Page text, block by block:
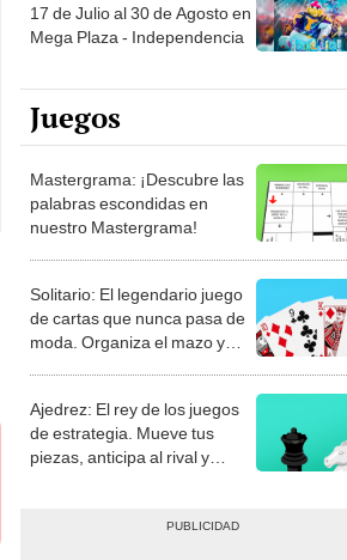
17 de Julio al 30 de Agosto en
Mega Plaza - Independencia
Juegos
Mastergrama: ¡Descubre las
palabras escondidas en
nuestro Mastergrama!
Solitario: El legendario juego
de cartas que nunca pasa de
moda. Organiza el mazo y
Ajedrez: El rey de los juegos
de estrategia. Mueve tus
piezas, anticipa al rival y